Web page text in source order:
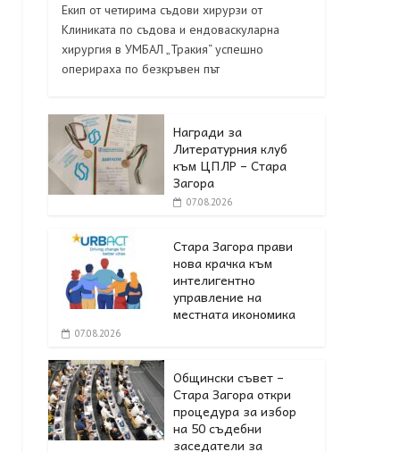
Екип от четирима съдови хирурзи от
Клиниката по съдова и ендоваскуларна
хирургия в УМБАЛ „Тракия“ успешно
оперираха по безкръвен път
Награди за
Литературния клуб
към ЦПЛР – Стара
Загора
07.08.2026
Стара Загора прави
нова крачка към
интелигентно
управление на
местната икономика
07.08.2026
Общински съвет –
Стара Загора откри
процедура за избор
на 50 съдебни
заседатели за